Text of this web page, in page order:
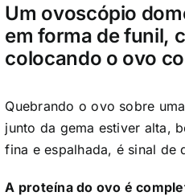
Um ovoscópio
em forma de funil,
colocando o ovo
Quebrando o ovo sobre
junto da gema estiver alta,
fina e espalhada, é sinal de
A proteína do ovo é